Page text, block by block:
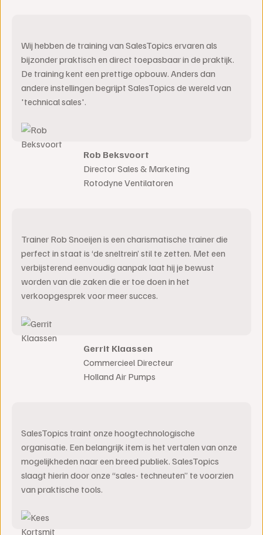
Wij hebben de training van SalesTopics ervaren als
bijzonder praktisch en direct toepasbaar in de praktijk.
De training kent een prettige opbouw. Anders dan
andere instellingen begrijpt SalesTopics de wereld van
'technical sales'.
Rob Beksvoort
Director Sales & Marketing
Rotodyne Ventilatoren
Trainer Rob Snoeijen is een charismatische trainer die
perfect in staat is ‘de sneltrein’ stil te zetten. Met een
verbijsterend eenvoudig aanpak laat hij je bewust
worden van die zaken die er toe doen in het
verkoopgesprek voor meer succes.
Gerrit Klaassen
Commercieel Directeur
Holland Air Pumps
SalesTopics traint onze hoogtechnologische
organisatie. Een belangrijk item is het vertalen van onze
mogelijkheden naar een breed publiek. SalesTopics
slaagt hierin door onze “sales- techneuten” te voorzien
van praktische tools.